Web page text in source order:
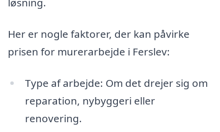
Her er nogle faktorer, der kan påvirke
prisen for murerarbejde i Ferslev:
Type af arbejde: Om det drejer sig om
reparation, nybyggeri eller
renovering.